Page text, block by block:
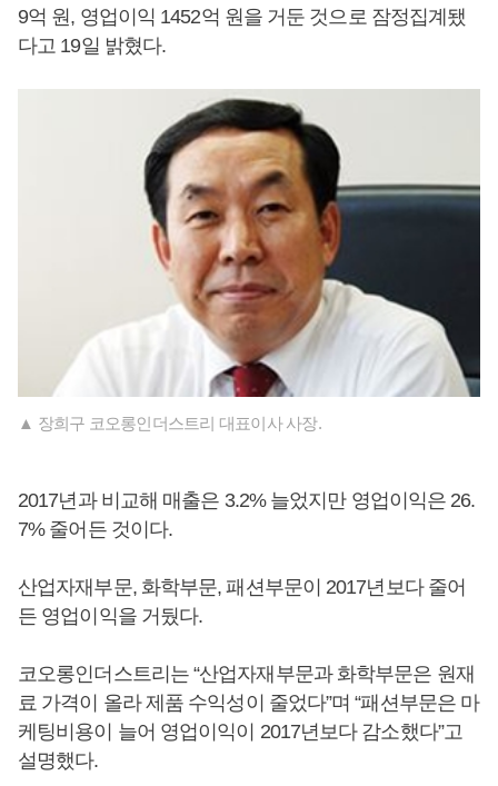
9억 원, 영업이익 1452억 원을 거둔 것으로 잠정집계됐
다고 19일 밝혔다.
▲ 장희구 코오롱인더스트리 대표이사 사장.
2017년과 비교해 매출은 3.2% 늘었지만 영업이익은 26.
7% 줄어든 것이다.
산업자재부문, 화학부문, 패션부문이 2017년보다 줄어
든 영업이익을 거뒀다.
코오롱인더스트리는 “산업자재부문과 화학부문은 원재
료 가격이 올라 제품 수익성이 줄었다”며 “패션부문은 마
케팅비용이 늘어 영업이익이 2017년보다 감소했다”고
설명했다.